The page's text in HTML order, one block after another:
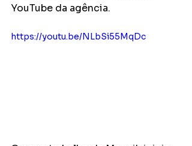
YouTube da agência.
https://youtu.be/NLbSi55MqDc